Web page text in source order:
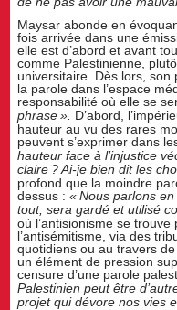
Maysar abonde en
fois arrivée dans une
elle est d’abord et avant
comme Palestinienne,
universitaire. Dès lors, son
la parole dans l’espace
responsabilité où elle se
phrase ». D’abord,
hauteur au vu des rares
peuvent s’exprimer dans
hauteur face à l’injustice
claire ? Ai-je bien dit les
profond que la moindre
dessus :« Nous parlons
tout, sera gardé et utilisé
où l’antisionisme se
l’antisémitisme, via des
quotidiens ou au travers
un élément de pression
censure d’une parole
Palestinien peut être
projet qui dévore nos vies